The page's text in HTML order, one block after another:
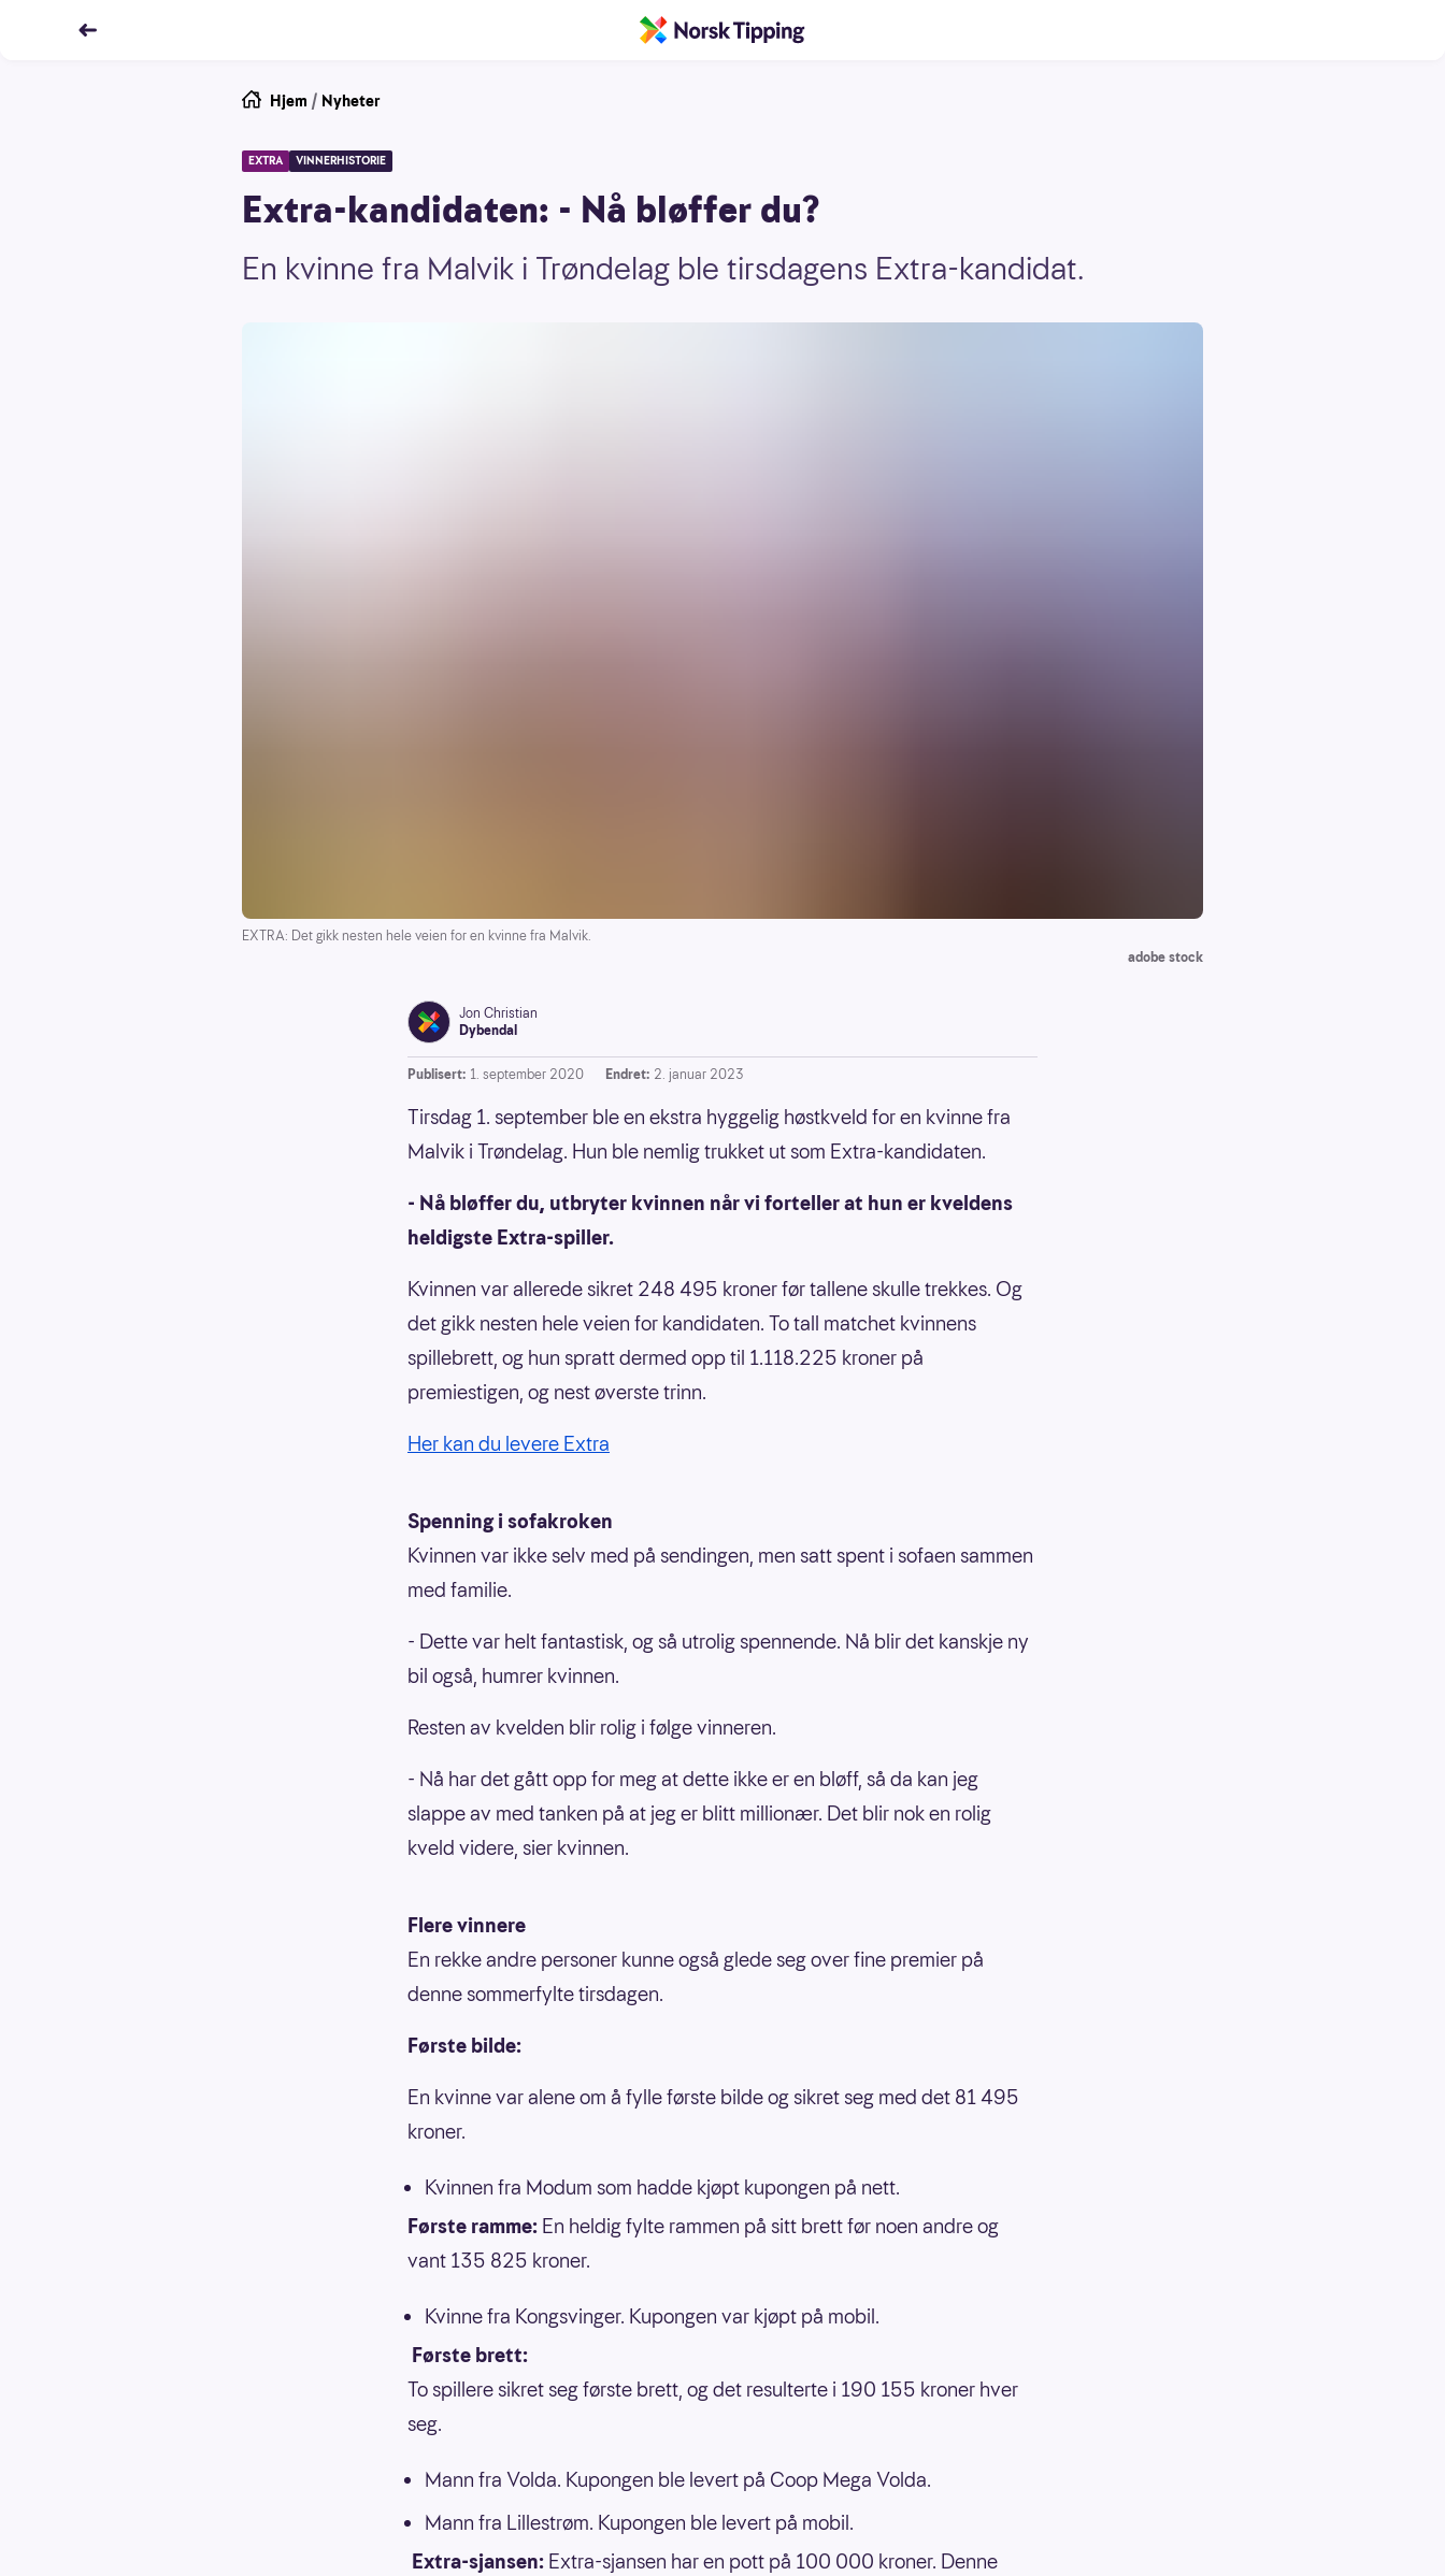
Hjem / Nyheter
EXTRA VINNERHISTORIE
Extra-kandidaten: - Nå bløffer du?
En kvinne fra Malvik i Trøndelag ble tirsdagens Extra-kandidat.
EXTRA: Det gikk nesten hele veien for en kvinne fra Malvik.
adobe stock
Jon Christian
Dybendal
Publisert: 1. september 2020 Endret: 2. januar 2023
Tirsdag 1. september ble en ekstra hyggelig høstkveld for en kvinne fra
Malvik i Trøndelag. Hun ble nemlig trukket ut som Extra-kandidaten.
- Nå bløffer du, utbryter kvinnen når vi forteller at hun er kveldens
heldigste Extra-spiller.
Kvinnen var allerede sikret 248 495 kroner før tallene skulle trekkes. Og
det gikk nesten hele veien for kandidaten. To tall matchet kvinnens
spillebrett, og hun spratt dermed opp til 1.118.225 kroner på
premiestigen, og nest øverste trinn.
Her kan du levere Extra
Spenning i sofakroken
Kvinnen var ikke selv med på sendingen, men satt spent i sofaen sammen
med familie.
- Dette var helt fantastisk, og så utrolig spennende. Nå blir det kanskje ny
bil også, humrer kvinnen.
Resten av kvelden blir rolig i følge vinneren.
- Nå har det gått opp for meg at dette ikke er en bløff, så da kan jeg
slappe av med tanken på at jeg er blitt millionær. Det blir nok en rolig
kveld videre, sier kvinnen.
Flere vinnere
En rekke andre personer kunne også glede seg over fine premier på
denne sommerfylte tirsdagen.
Første bilde:
En kvinne var alene om å fylle første bilde og sikret seg med det 81 495
kroner.
Kvinnen fra Modum som hadde kjøpt kupongen på nett.
Første ramme: En heldig fylte rammen på sitt brett før noen andre og
vant 135 825 kroner.
Kvinne fra Kongsvinger. Kupongen var kjøpt på mobil.
Første brett:
To spillere sikret seg første brett, og det resulterte i 190 155 kroner hver
seg.
Mann fra Volda. Kupongen ble levert på Coop Mega Volda.
Mann fra Lillestrøm. Kupongen ble levert på mobil.
Extra-sjansen: Extra-sjansen har en pott på 100 000 kroner. Denne